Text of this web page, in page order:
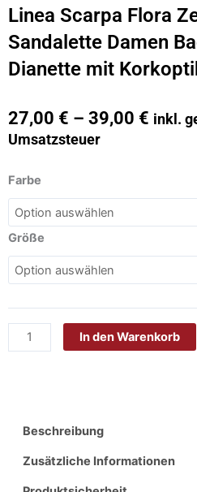
Linea Scarpa Flora
Sandalette Damen
Dianette mit
27,00 € – 39,00 € inkl.
Umsatzsteuer
Farbe
Größe
Linea
Scarpa
Flora
Zehentrenner
Sandalette
Damen
Dianette
mit
In den Warenkorb
Beschreibung
Zusätzliche Informationen